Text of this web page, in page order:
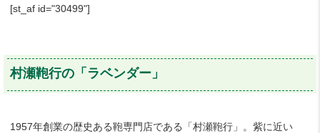
[st_af id="30499"]
村瀬鞄行の「ラベンダー」
1957年創業の歴史ある鞄専門店である「村瀬鞄行」。紫に近い